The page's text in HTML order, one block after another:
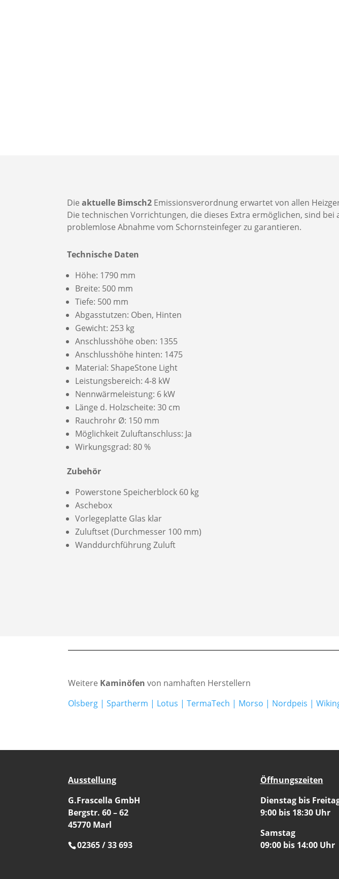
Die aktuelle Bimsch2 Emissionsverordnung erwartet von allen
Die technischen Vorrichtungen, die dieses Extra ermöglichen, sind
problemlose Abnahme vom Schornsteinfeger zu garantieren.
Technische Daten
Höhe: 1790 mm
Breite: 500 mm
Tiefe: 500 mm
Abgasstutzen: Oben, Hinten
Gewicht: 253 kg
Anschlusshöhe oben: 1355
Anschlusshöhe hinten: 1475
Material: ShapeStone Light
Leistungsbereich: 4-8 kW
Nennwärmeleistung: 6 kW
Länge d. Holzscheite: 30 cm
Rauchrohr Ø: 150 mm
Möglichkeit Zuluftanschluss: Ja
Wirkungsgrad: 80 %
Zubehör
Powerstone Speicherblock 60 kg
Aschebox
Vorlegeplatte Glas klar
Zuluftset (Durchmesser 100 mm)
Wanddurchführung Zuluft
Weitere Kaminöfen von namhaften Herstellern
Olsberg |Spartherm | Lotus |TermaTech | Morso | Nordpeis |
Ausstellung
G.Frascella GmbH
Bergstr. 60 – 62
45770 Marl
02365 / 33 693
Öffnungszeiten
Dienstag bis
9:00 bis 18:30 Uhr
Samstag
09:00 bis 14:00 Uhr